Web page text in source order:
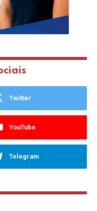
Twitter
YouTube
Telegram